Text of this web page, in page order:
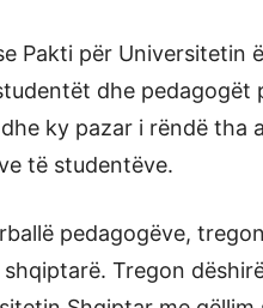
Pakti për Universitetin
dhe pedagogët
ky pazar i rëndë tha
të studentëve.
pedagogëve,
Tregon